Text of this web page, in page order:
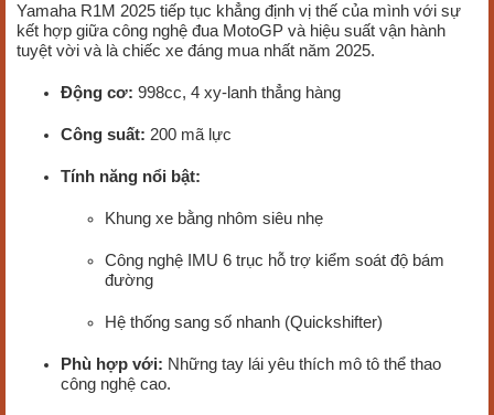
Yamaha R1M 2025 tiếp tục khẳng định vị thế của mình với sự
kết hợp giữa công nghệ đua MotoGP và hiệu suất vận hành
tuyệt vời và là chiếc xe đáng mua nhất năm 2025.
Động cơ: 998cc, 4 xy-lanh thẳng hàng
Công suất: 200 mã lực
Tính năng nổi bật:
Khung xe bằng nhôm siêu nhẹ
Công nghệ IMU 6 trục hỗ trợ kiểm soát độ bám
đường
Hệ thống sang số nhanh (Quickshifter)
Phù hợp với: Những tay lái yêu thích mô tô thể thao
công nghệ cao.